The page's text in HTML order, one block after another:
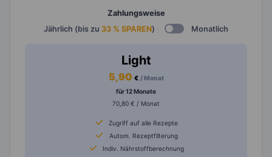
Zahlungsweise
Jährlich (bis zu 33 % SPAREN) Monatlich
Light
5,90 € / Monat
für 12 Monate
70,80 € / Monat
Zugriff auf alle Rezepte
Autom. Rezeptfilterung
Indiv. Nährstoffberechnung